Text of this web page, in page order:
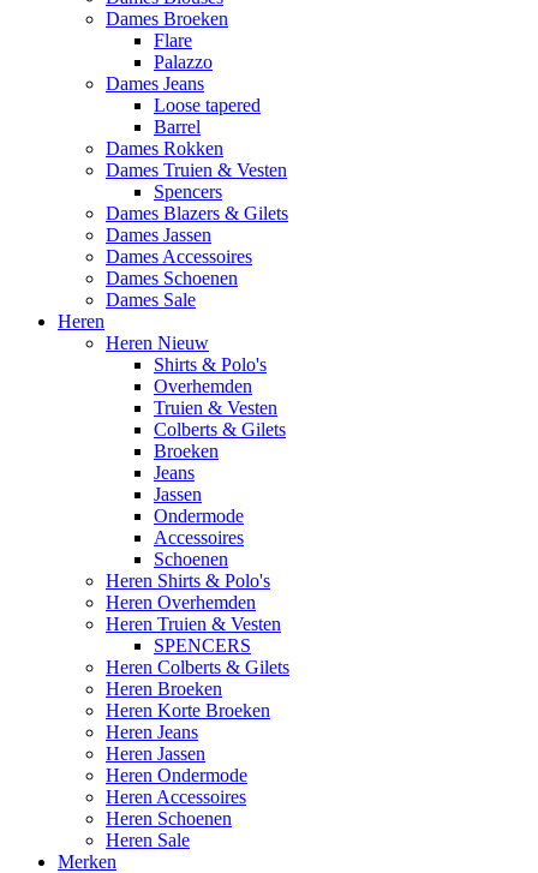
Dames Broeken
Flare
Palazzo
Dames Jeans
Loose tapered
Barrel
Dames Rokken
Dames Truien & Vesten
Spencers
Dames Blazers & Gilets
Dames Jassen
Dames Accessoires
Dames Schoenen
Dames Sale
Heren
Heren Nieuw
Shirts & Polo's
Overhemden
Truien & Vesten
Colberts & Gilets
Broeken
Jeans
Jassen
Ondermode
Accessoires
Schoenen
Heren Shirts & Polo's
Heren Overhemden
Heren Truien & Vesten
SPENCERS
Heren Colberts & Gilets
Heren Broeken
Heren Korte Broeken
Heren Jeans
Heren Jassen
Heren Ondermode
Heren Accessoires
Heren Schoenen
Heren Sale
Merken